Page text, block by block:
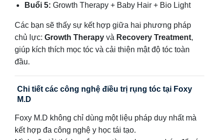
Buổi 5: Growth Therapy + Baby Hair + Bio Light
Các bạn sẽ thấy sự kết hợp giữa hai phương pháp
chủ lực: Growth Therapy và Recovery Treatment,
giúp kích thích mọc tóc và cải thiện mật độ tóc toàn
đầu.
Chi tiết các công nghệ điều trị rụng tóc tại Foxy
M.D
Foxy M.D không chỉ dùng một liệu pháp duy nhất mà
kết hợp đa công nghệ y học tái tạo.